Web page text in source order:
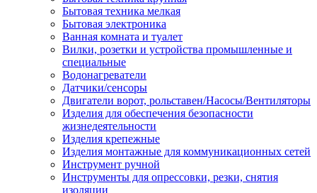
Бытовая техника мелкая
Бытовая электроника
Ванная комната и туалет
Вилки, розетки и устройства промышленные и
специальные
Водонагреватели
Датчики/сенсоры
Двигатели ворот, рольставен/Насосы/Вентиляторы
Изделия для обеспечения безопасности
жизнедеятельности
Изделия крепежные
Изделия монтажные для коммуникационных сетей
Инструмент ручной
Инструменты для опрессовки, резки, снятия
изоляции